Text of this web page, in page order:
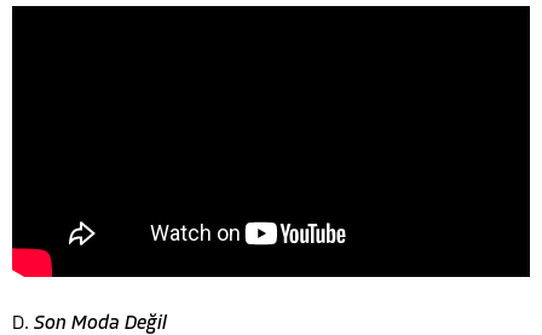
D. Son Moda Değil